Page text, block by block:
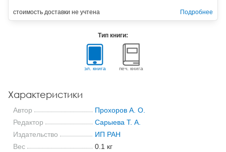
стоимость доставки не учтена Подробнее
Тип книги:
эл. книга печ. книга
Характеристики
Автор
Прохоров А. О.
Редактор
Сарыева Т. А.
Издательство
ИП РАН
Вес
0.1 кг